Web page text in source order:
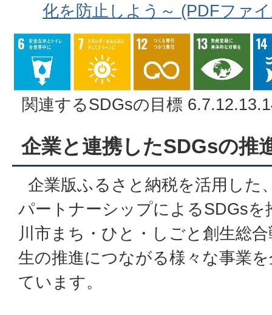
化を防止しよう～ (PDFファ
関連するSDGsの目標
企業と連携したSDGsの推
企業版ふるさと納税を活用した
パートナーシップによるSDGsを
川市まち・ひと・しごと創生総
生の推進につながる様々な事業
ています。